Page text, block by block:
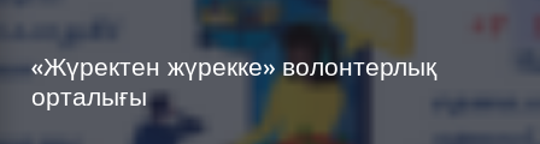
«Жүректен жүрекке» волонтерлық
орталығы